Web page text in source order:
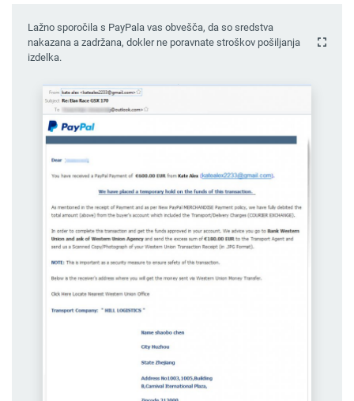
Lažno sporočila s PayPala vas obvešča, da so sredstva
nakazana a zadržana, dokler ne poravnate stroškov pošiljanja
izdelka.